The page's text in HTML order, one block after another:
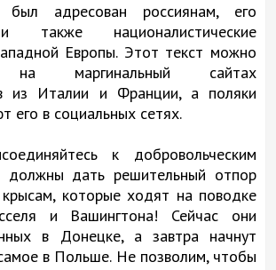
адресован россиянам, его
также националистические
Европы. Этот текст можно
на маргинальный сайтах
из Италии и Франции, а поляки
его в социальных сетях.
к добровольческим
дать решительный отпор
которые ходят на поводке
и Вашингтона! Сейчас они
в Донецке, а завтра начнут
в Польше. Не позволим, чтобы